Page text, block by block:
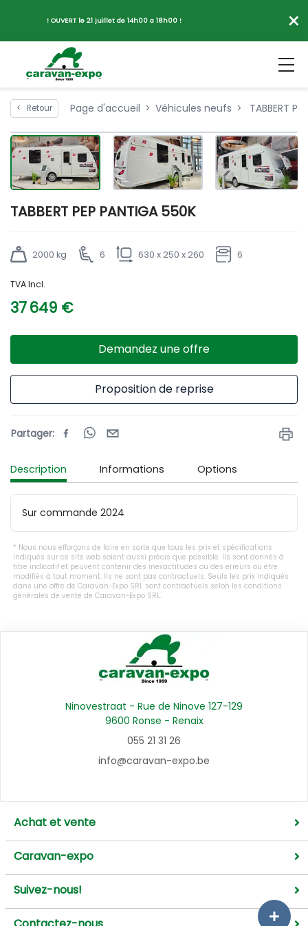
! OUVERT le 21 juillet de 14h00 a 18h00 ! ×
< Retour Page d'accueil Véhicules neufs TABBERT
TABBERT PEP PANTIGA 550K
2000 kg 6 630 x 250 x 260 6
TVA Incl.
37 649 €
Demandez une offre
Proposition de reprise
Partager:
Description Informations Options
Sur commande 2024
Nous nous efforçons de faire en sorte que tous les prix et spécifications
indiqués sur ce site web soient aussi précis que possible. Ils sont donnés à
titre indicatif et peuvent contenir des inexactitudes ou des erreurs ou être
modifiés à tout moment. Ils ne sont pas contractuels. Seuls les prix indiqués
dans une offre de Caravan-Expo SRL sont contractuels selon les conditions
générales de vente de Caravan-Expo SRL.
Ninovestraat - Rue de Ninove 127-129
9600 Ronse - Renaix
055 21 31 26
info@caravan-expo.be
Achat et vente
Caravan-expo
Suivez-nous!